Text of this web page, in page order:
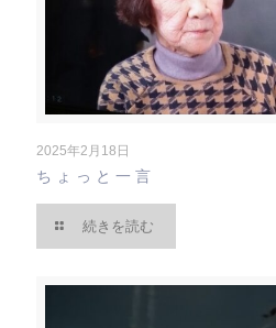
2025年2月18日
ちょっと一言
続きを読む